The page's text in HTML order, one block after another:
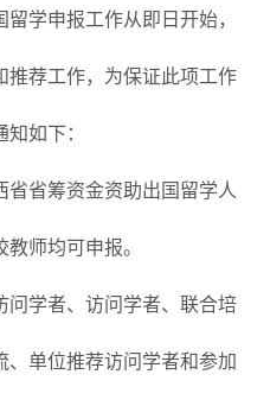
学申报工作从即日开始，
推荐工作，为保证此项工作
知如下：
省省筹资金资助出国留学人
教师均可申报。
问学者、访问学者、联合培
单位推荐访问学者和参加